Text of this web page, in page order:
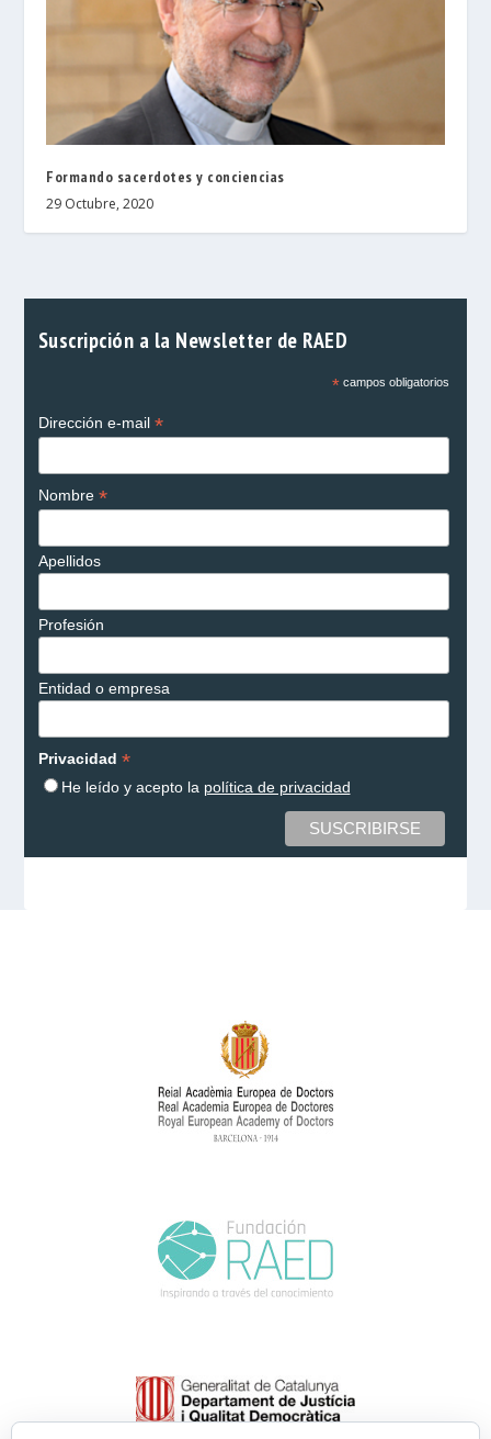
Formando sacerdotes y conciencias
29 Octubre, 2020
Suscripción a la Newsletter de RAED
*campos obligatorios
Dirección e-mail *
Nombre *
Apellidos
Profesión
Entidad o empresa
Privacidad *
He leído y acepto la política de privacidad